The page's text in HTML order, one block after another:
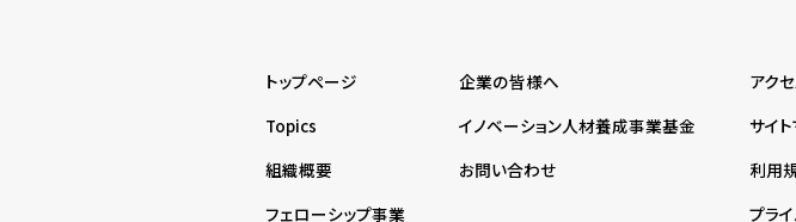
トップページ
Topics
組織概要
フェローシップ事業
企業の皆様へ
イノベーション人材養成事業基金
お問い合わせ
アク
サイ
利用
プラ